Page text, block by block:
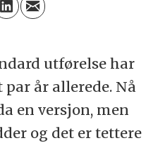
utførelse har
år allerede. Nå
en versjon, men
og det er tettere